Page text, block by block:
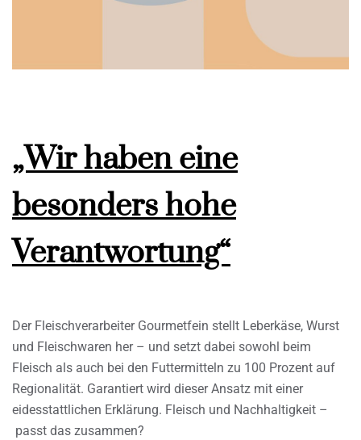
„Wir haben eine
besonders hohe
Verantwortung“
Der Fleischverarbeiter Gourmetfein stellt Leberkäse, Wurst
und Fleischwaren her – und setzt dabei sowohl beim
Fleisch als auch bei den Futtermitteln zu 100 Prozent auf
Regionalität. Garantiert wird dieser Ansatz mit einer
eidesstattlichen Erklärung. Fleisch und Nachhaltigkeit –
passt das zusammen?